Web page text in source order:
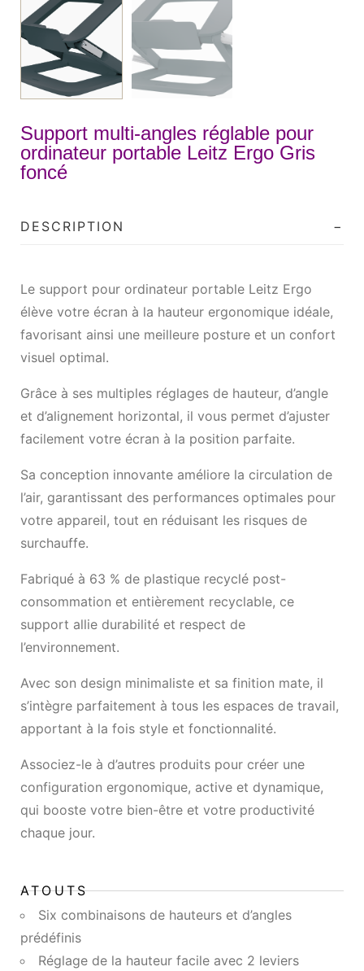
Support multi-angles réglable pour
ordinateur portable Leitz Ergo Gris
foncé
DESCRIPTION
Le support pour ordinateur portable Leitz Ergo
élève votre écran à la hauteur ergonomique idéale,
favorisant ainsi une meilleure posture et un confort
visuel optimal.
Grâce à ses multiples réglages de hauteur, d’angle
et d’alignement horizontal, il vous permet d’ajuster
facilement votre écran à la position parfaite.
Sa conception innovante améliore la circulation de
l’air, garantissant des performances optimales pour
votre appareil, tout en réduisant les risques de
surchauffe.
Fabriqué à 63 % de plastique recyclé post-
consommation et entièrement recyclable, ce
support allie durabilité et respect de
l’environnement.
Avec son design minimaliste et sa finition mate, il
s’intègre parfaitement à tous les espaces de travail,
apportant à la fois style et fonctionnalité.
Associez-le à d’autres produits pour créer une
configuration ergonomique, active et dynamique,
qui booste votre bien-être et votre productivité
chaque jour.
ATOUTS
Six combinaisons de hauteurs et d’angles
prédéfinis
Réglage de la hauteur facile avec 2 leviers